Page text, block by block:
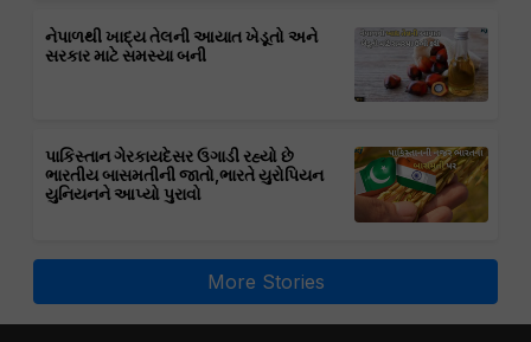
નેપાળથી ખાદ્ય તેલની આયાત ખેડૂતો અને
સરકાર માટે સમસ્યા બની
પાકિસ્તાન ગેરકાયદેસર ઉગાડી રહ્યો છે
ભારતીય બાસમતીની જાતો,ભારતે યુરોપિયન
યુનિયનને આપ્યો પુરાવો
More Stories